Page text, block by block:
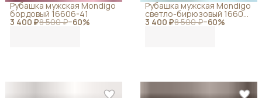
3 400 ₽8 500 ₽−60%
Рубашка мужская Mondigo
бордовый 16606-41
3 400 ₽8 500 ₽−60%
Рубашка мужская Mondigo
светло-бирюзовый 16606-
69